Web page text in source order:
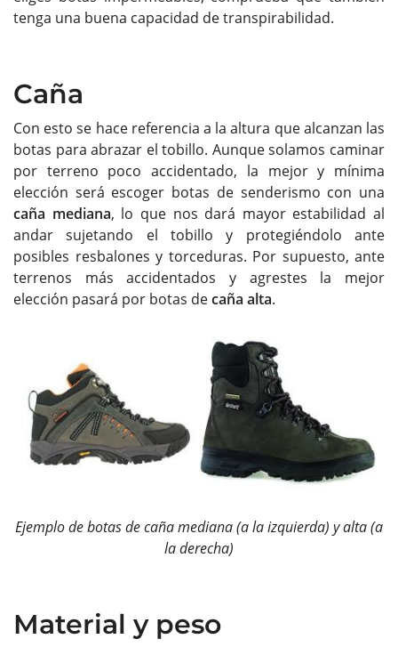
tenga una buena capacidad de transpirabilidad.
Caña
Con esto se hace referencia a la altura que alcanzan las
botas para abrazar el tobillo. Aunque solamos caminar
por terreno poco accidentado, la mejor y mínima
elección será escoger botas de senderismo con una
caña mediana, lo que nos dará mayor estabilidad al
andar sujetando el tobillo y protegiéndolo ante
posibles resbalones y torceduras. Por supuesto, ante
terrenos más accidentados y agrestes la mejor
elección pasará por botas decaña alta.
Ejemplo de botas de caña mediana (a la izquierda) y alta (a
la derecha)
Material y peso